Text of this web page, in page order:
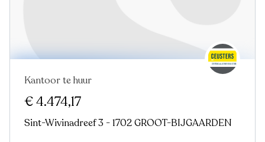
Kantoor te huur
€ 4.474,17
Sint-Wivinadreef 3 - 1702 GROOT-BIJGAARDEN